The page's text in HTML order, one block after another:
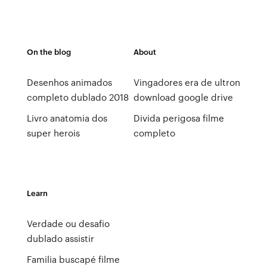
On the blog
Desenhos animados
completo dublado 2018
Livro anatomia dos
super herois
About
Vingadores era de ultron
download google drive
Divida perigosa filme
completo
Learn
Verdade ou desafio
dublado assistir
Familia buscapé filme